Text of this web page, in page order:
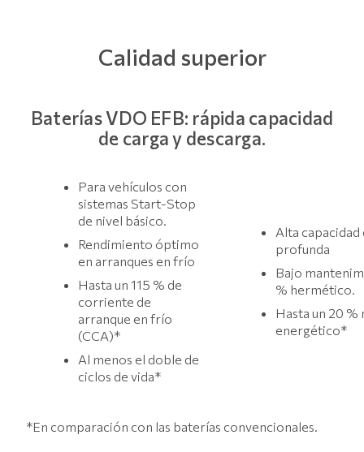
Calidad superior
Baterías VDO EFB: rápida capacidad
de carga y descarga.
Para vehículos con
sistemas Start-Stop
de nivel básico.
Rendimiento óptimo
en arranques en frío
Hasta un 115 % de
corriente de
arranque en frío
(CCA)*
Al menos el doble de
ciclos de vida*
Alta capacidad
profunda
Bajo
% hermético.
Hasta un 20
energético*
*En comparación con las baterías convencionales.